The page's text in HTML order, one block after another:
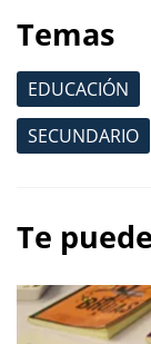
Temas
EDUCACIÓN
SECUNDARIO
Te